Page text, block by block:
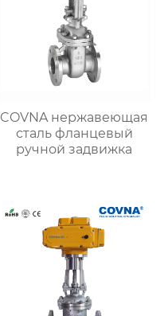
COVNA нержавеющая
сталь фланцевый
ручной задвижка